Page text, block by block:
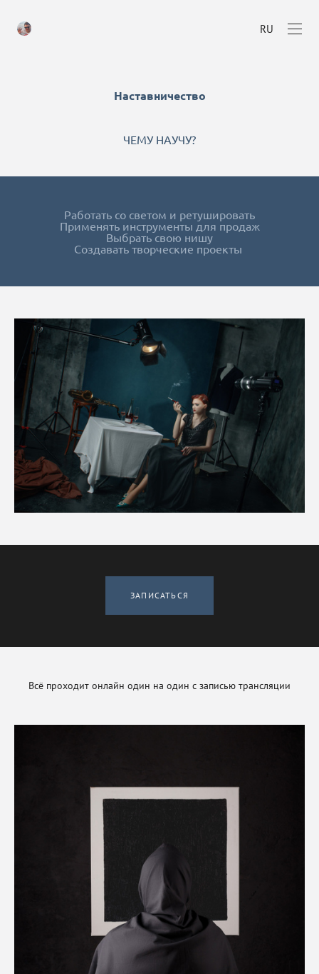
RU
Наставничество
ЧЕМУ НАУЧУ?
Работать со светом и ретушировать
Применять инструменты для продаж
Выбрать свою нишу
Создавать творческие проекты
ЗАПИСАТЬСЯ
Всё проходит онлайн один на один с записью трансляции